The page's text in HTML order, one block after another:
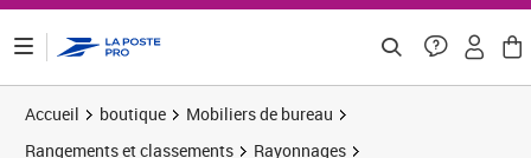
Accueil boutique
Mobiliers de bureau
Rangements et classements
Rayonnages